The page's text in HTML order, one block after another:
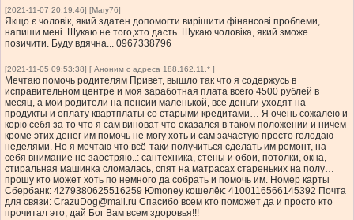
[2021-11-07 20:19:46] [Mary76]
Якщо є чоловік, який здатен допомогти вирішити фінансові проблеми,
напиши мені. Шукаю не того,хто дасть. Шукаю чоловіка, який зможе
позичити. Буду вдячна... 0967338796
[2021-11-05 09:53:38] [ Аноним с адреса 188.162.11.* ]
Мечтаю помочь родителям Привет, вышло так что я содержусь в
исправительном центре и моя заработная плата всего 4500 рублей в
месяц, а мои родители на пенсии маленькой, все деньги уходят на
продукты и оплату квартплаты со старыми кредитами… Я очень сожалею и
корю себя за то что я сам виноват что оказался в таком положении и ничем
кроме этих денег им помочь не могу хоть и сам зачастую просто голодаю
неделями. Но я мечтаю что всё-таки получиться сделать им ремонт, на
себя внимание не заостряю..: сантехника, стены и обои, потолки, окна,
стиральная машинка сломалась, спят на матрасах стареньких на полу…
прошу кто может хоть по немного да собрать и помочь им. Номер карты
Сбербанк: 4279380625516259 Юmoney кошелёк: 4100116566145392 Почта
для связи: CrazuDog@mail.ru Спасибо всем кто поможет да и просто кто
прочитал это, дай Бог Вам всем здоровья!!!